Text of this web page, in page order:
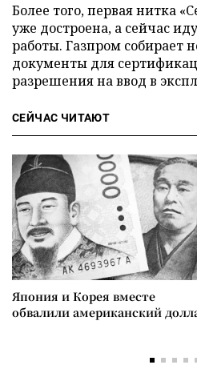
Более того, первая нитка
уже достроена, а сейчас
работы. Газпром собирает
документы для
разрешения на ввод в
СЕЙЧАС ЧИТАЮТ
Япония и Корея вместе
обвалили американский